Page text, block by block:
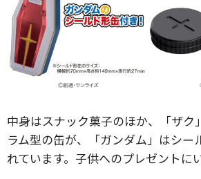
中身はスナック菓子のほか、「ザク
ラム型の缶が、「ガンダム」はシー
れています。子供へのプレゼントに